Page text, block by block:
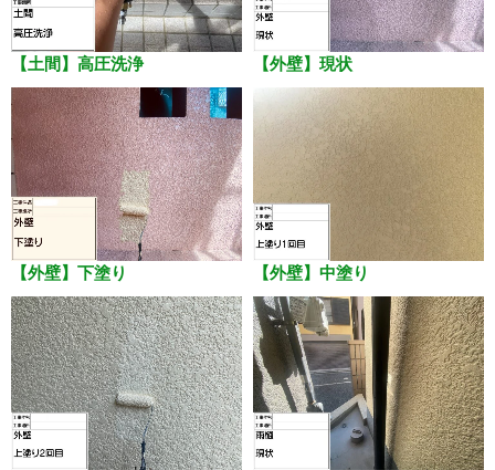
【土間】高圧洗浄 【外壁】現状
【外壁】下塗り 【外壁】中塗り